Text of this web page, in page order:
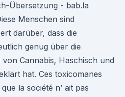
Übersetzung - bab.la
Menschen sind
darüber, dass die
genug über die
Cannabis, Haschisch und
hat. Ces toxicomanes
la société n’ ait pas